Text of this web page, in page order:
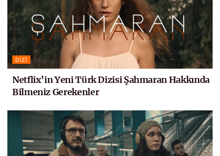
DIZI
Netflix’in Yeni Türk Dizisi Şahmaran Hakkında
Bilmeniz Gerekenler